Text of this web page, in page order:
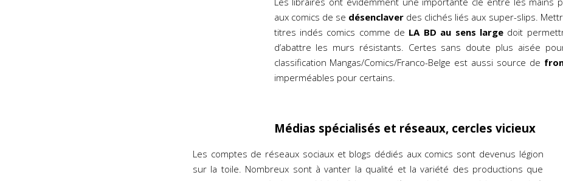
aux comics de se désenclaverdes clichés liés aux super-slips.
titres indés comics comme de LA BD au sens large doit
d’abattre les murs résistants. Certes sans doute plus aisée
classification Mangas/Comics/Franco-Belge est aussi source de
imperméables pour certains.
Médias spécialisés et réseaux, cercles vicieux
Les comptes de réseaux sociaux et blogs dédiés aux comics sont devenus légion
sur la toile. Nombreux sont à vanter la qualité et la variété des productions que